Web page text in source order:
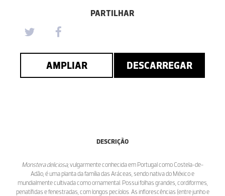
PARTILHAR
AMPLIAR DESCARREGAR
DESCRIÇÃO
Monstera deliciosa, vulgarmente conhecida em Portugal como Costela-de-
Adão, é uma planta da família das Aráceas, sendo nativa do México e
mundialmente cultivada como ornamental. Possui folhas grandes, cordiformes,
penatífidas e fenestradas, com longos pecíolos. As inflorescências (entre junho e